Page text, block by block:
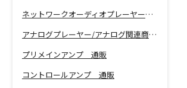
ネットワークオーディオプレーヤー 通販
アナログプレーヤー/アナログ関連商品 通販
プリメインアンプ 通販
コントロールアンプ 通販